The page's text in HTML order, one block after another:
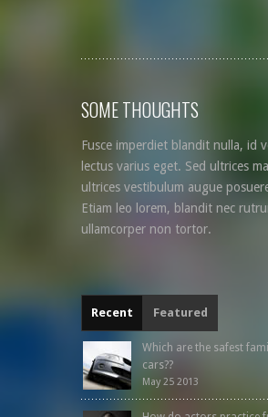
SOME THOUGHTS
Fusce imperdiet blandit nulla, id
lectus varius eget. Sed ultrices
ultrices vestibulum augue
Etiam leo lorem, blandit nec
ullamcorper non tortor.
Recent Featured
Which are the safest
cars??
May 25 2013